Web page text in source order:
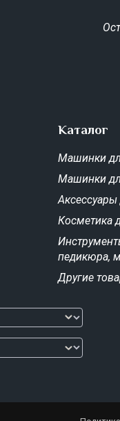
Каталог
Машинки
Машинки
Косметика
педикюра,
Другие